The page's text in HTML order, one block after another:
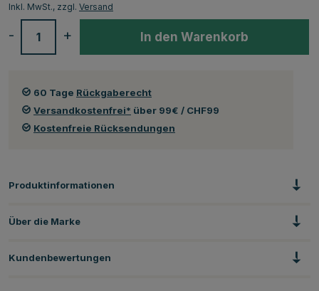
Inkl. MwSt., zzgl. Versand
+
- In den Warenkorb
60 Tage Rückgaberecht
Versandkostenfrei* über 99€ / CHF99
Kostenfreie Rücksendungen
Produktinformationen
Über die Marke
Kundenbewertungen